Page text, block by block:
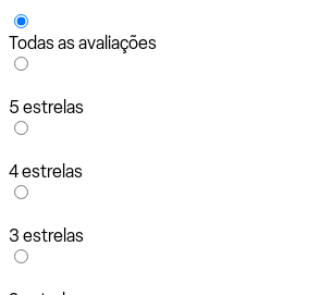
Todas as avaliações
5 estrelas
4 estrelas
3 estrelas